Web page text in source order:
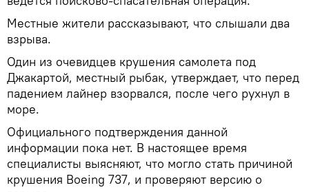
Местные жители рассказывают, что слышали два
взрыва.
Один из очевидцев крушения самолета под
Джакартой, местный рыбак, утверждает, что перед
падением лайнер взорвался, после чего рухнул в
море.
Официального подтверждения данной
информации пока нет. В настоящее время
специалисты выясняют, что могло стать причиной
крушения Boeing 737, и проверяют версию о